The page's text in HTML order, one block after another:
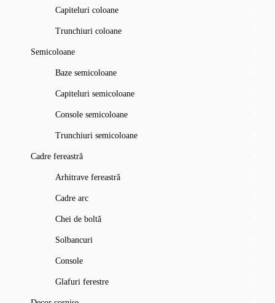
Capiteluri coloane
Trunchiuri coloane
Semicoloane
Baze semicoloane
Capiteluri semicoloane
Console semicoloane
Trunchiuri semicoloane
Cadre fereastră
Arhitrave fereastră
Cadre arc
Chei de boltă
Solbancuri
Console
Glafuri ferestre